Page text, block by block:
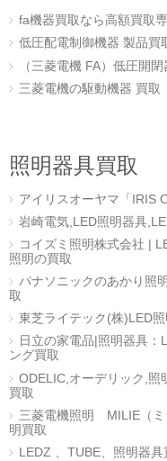
fa機器買取なら高額買取
低圧配電制御機器 製品買
（三菱電機 FA）低圧開
三菱電機の駆動機器 買取
照明器具買取
アイリスオーヤマ「IRIS
岩崎電気,LED照明器具
コイズミ照明株式会社 |
照明の買取
パナソニックのあかり照
取
東芝ライテック(株)LED
日立の家電品|照明器具：
ング買取
ODELIC,オーデリック,照
買取
三菱電機照明 MILIE（ミ
明買取
LEDZ 、TUBE、照明器